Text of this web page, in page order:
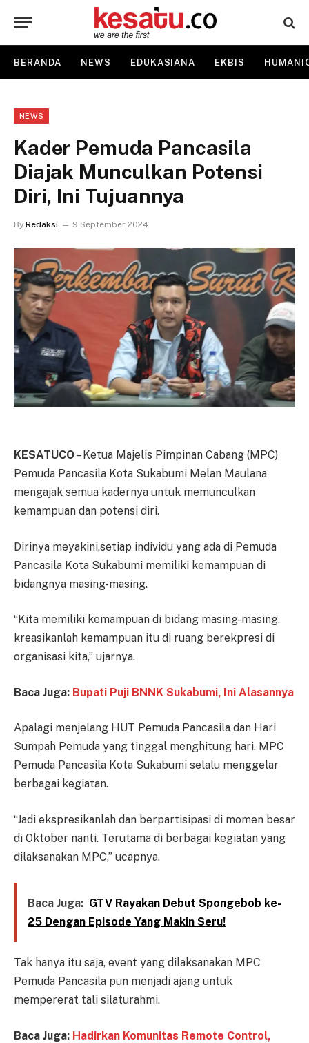
BERANDA NEWS EDUKASIANA EKBIS
NEWS
Kader Pemuda Pancasila
Diajak Munculkan Potensi
Diri, Ini Tujuannya
By Redaksi 9 September 2024
KESATUCO– Ketua Majelis Pimpinan Cabang (MPC)
Pemuda Pancasila Kota Sukabumi Melan Maulana
mengajak semua kadernya untuk memunculkan
kemampuan dan potensi diri.
Dirinya meyakini,setiap individu yang ada di Pemuda
Pancasila Kota Sukabumi memiliki kemampuan di
bidangnya masing-masing.
“Kita memiliki kemampuan di bidang masing-masing,
kreasikanlah kemampuan itu di ruang berekpresi di
organisasi kita,” ujarnya.
Baca Juga: Bupati Puji BNNK Sukabumi, Ini Alasannya
Apalagi menjelang HUT Pemuda Pancasila dan Hari
Sumpah Pemuda yang tinggal menghitung hari. MPC
Pemuda Pancasila Kota Sukabumi selalu menggelar
berbagai kegiatan.
“Jadi ekspresikanlah dan berpartisipasi di momen besar
di Oktober nanti. Terutama di berbagai kegiatan yang
dilaksanakan MPC,” ucapnya.
Baca Juga: GTV Rayakan Debut Spongebob ke-
25 Dengan Episode Yang Makin Seru!
Tak hanya itu saja, event yang dilaksanakan MPC
Pemuda Pancasila pun menjadi ajang untuk
mempererat tali silaturahmi.
Baca Juga: Hadirkan Komunitas Remote Control,